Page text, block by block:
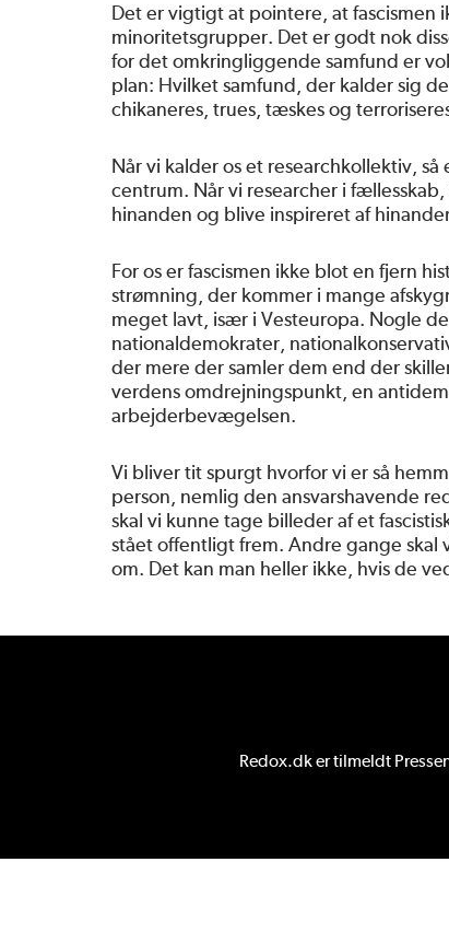
Det er vigtigt at pointere, at fascismen
minoritetsgrupper. Det er godt nok
for det omkringliggende samfund er
plan: Hvilket samfund, der kalder sig
chikaneres, trues, tæskes og
Når vi kalder os et researchkollektiv,
centrum. Når vi researcher i
hinanden og blive inspireret af
For os er fascismen ikke blot en fjern
strømning, der kommer i mange
meget lavt, især i Vesteuropa. Nogle
nationaldemokrater,
der mere der samler dem end der
verdens omdrejningspunkt, en
arbejderbevægelsen.
Vi bliver tit spurgt hvorfor vi er så
person, nemlig den ansvarshavende
skal vi kunne tage billeder af et
stået offentligt frem. Andre gange skal
om. Det kan man heller ikke, hvis de
Redox.dk er tilmeldt